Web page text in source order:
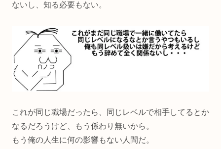
ないし、知る必要もない。
これが同じ職場だったら、同じレベルで相手してるとか
なるだろうけど、もう係わり無いから。
もう俺の人生に何の影響もない人間だ。